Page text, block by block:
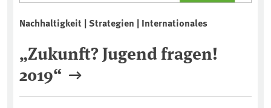
Nachhaltigkeit | Strategien | Internationales
„Zukunft? Jugend fragen!
2019“